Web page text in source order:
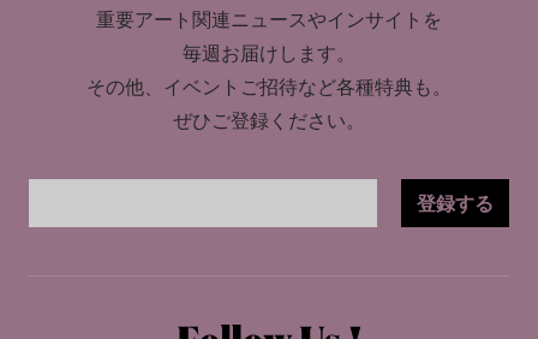
重要アート関連ニュースやインサイトを
毎週お届けします。
その他、イベントご招待など各種特典も。
ぜひご登録ください。
登録する